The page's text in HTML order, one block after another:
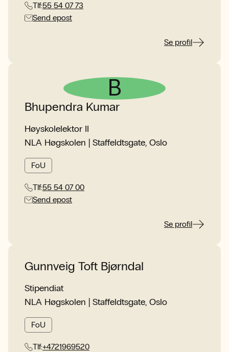
Tlf:55 54 07 73
Send epost
Se profil
B
Bhupendra Kumar
Høyskolelektor II
NLA Høgskolen | Staffeldtsgate, Oslo
FoU
Tlf:55 54 07 00
Send epost
Se profil
Gunnveig Toft Bjørndal
Stipendiat
NLA Høgskolen | Staffeldtsgate, Oslo
FoU
Tlf:+4721969520